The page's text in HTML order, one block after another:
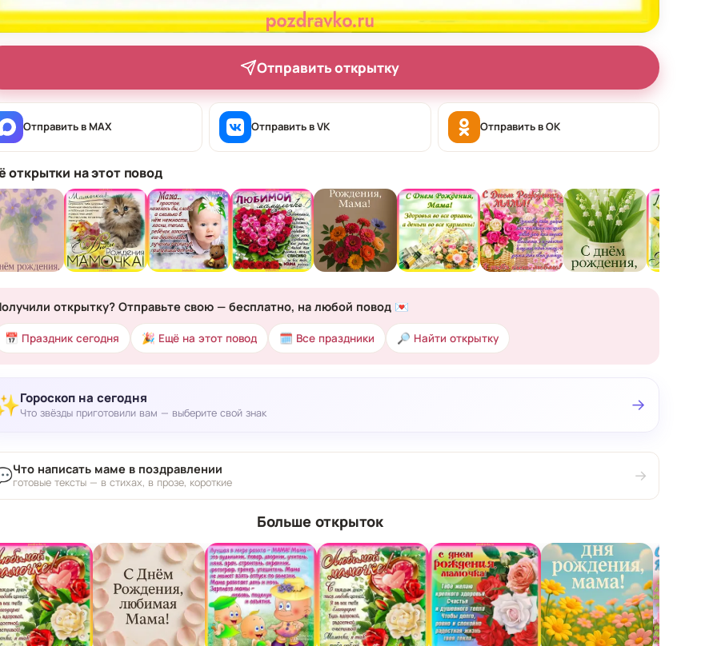
Отправить открытку
Отправить в MAX Отправить в VK Отправить в OK
открытки на этот повод
открытку? Отправьте свою — бесплатно, на любой повод 💌
📅 Праздник сегодня 🎉 Ещё на этот повод 🗓 Все праздники 🔎 Найти открытку
Гороскоп на сегодня
Что звёзды приготовили вам — выберите свой знак →
Что написать маме в поздравлении
готовые тексты — в стихах, в прозе, короткие →
Больше открыток